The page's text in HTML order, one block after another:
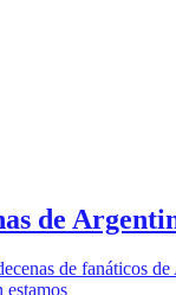
de
de fanáticos
estamos